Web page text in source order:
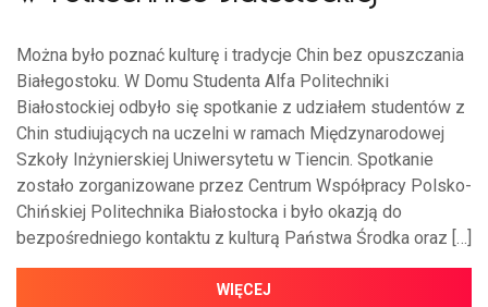
Można było poznać kulturę i tradycje Chin bez opuszczania
Białegostoku. W Domu Studenta Alfa Politechniki
Białostockiej odbyło się spotkanie z udziałem studentów z
Chin studiujących na uczelni w ramach Międzynarodowej
Szkoły Inżynierskiej Uniwersytetu w Tiencin. Spotkanie
zostało zorganizowane przez Centrum Współpracy Polsko-
Chińskiej Politechnika Białostocka i było okazją do
bezpośredniego kontaktu z kulturą Państwa Środka oraz […]
WIĘCEJ